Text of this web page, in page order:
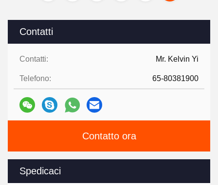
Contatti
Contatti: Mr. Kelvin Yi
Telefono: 65-80381900
Contatto ora
Spedicaci